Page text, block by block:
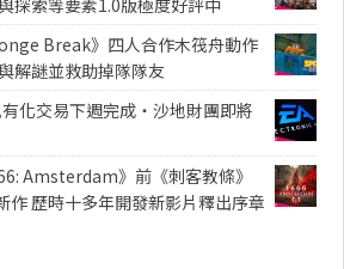
Break》四人合作木筏舟動作
解謎並救助掉隊隊友
有化交易下週完成・沙地財團即將
Amsterdam》前《刺客教條》
作 歷時十多年開發新影片釋出序章